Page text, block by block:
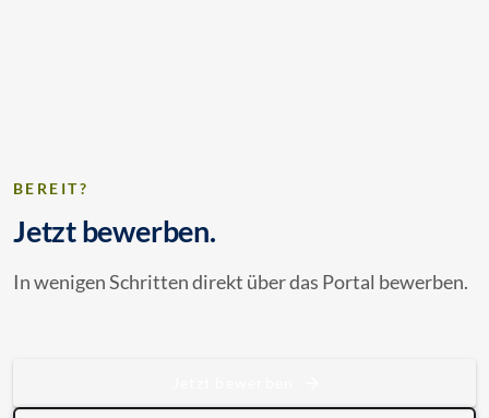
BEREIT?
Jetzt bewerben.
In wenigen Schritten direkt über das Portal bewerben.